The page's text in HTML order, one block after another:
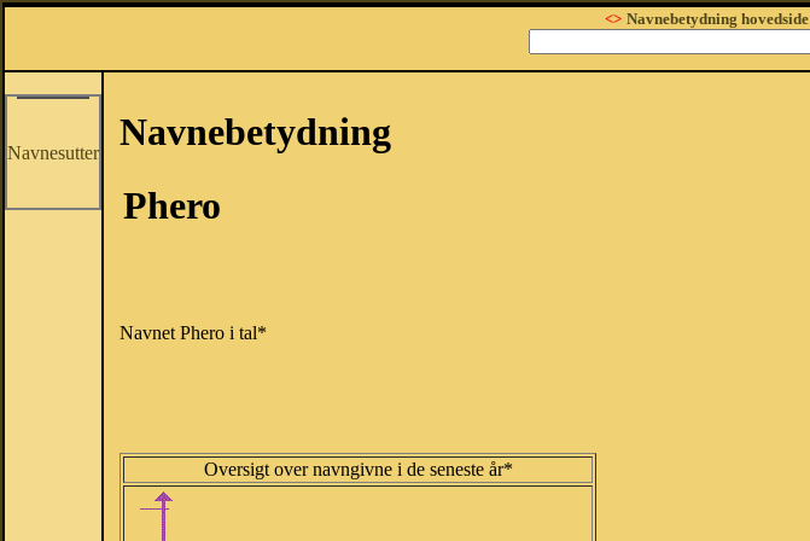
<> Navnebetydning hovedside
Navnesutter
Navnebetydning
Phero
Navnet Phero i tal*
Oversigt over navngivne i de seneste år*